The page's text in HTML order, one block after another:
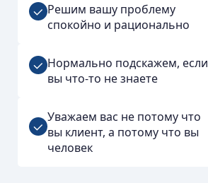
Решим вашу проблему
спокойно и рационально
Нормально подскажем, если
вы что-то не знаете
Уважаем вас не потому что
вы клиент, а потому что вы
человек